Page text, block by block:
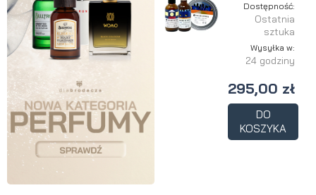
Dostępność:
Ostatnia
sztuka
Wysyłka w:
24 godziny
295,00 zł
DO
KOSZYKA